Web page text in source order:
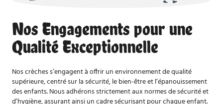
Nos Engagements pour une
Qualité Exceptionnelle
Nos crèches s’engagent à offrir un environnement de qualité
supérieure, centré sur la sécurité, le bien-être et l’épanouissement
des enfants. Nous adhérons strictement aux normes de sécurité et